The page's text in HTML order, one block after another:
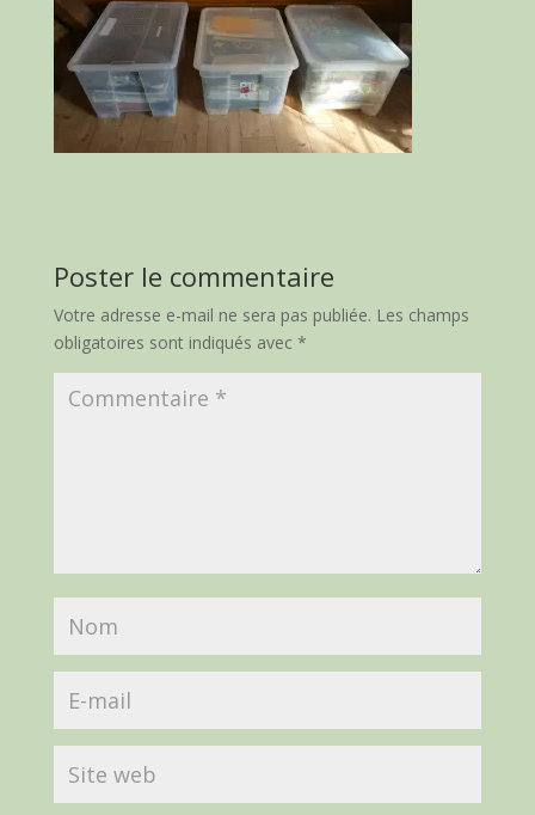
Poster le commentaire
Votre adresse e-mail ne sera pas publiée. Les champs
obligatoires sont indiqués avec *